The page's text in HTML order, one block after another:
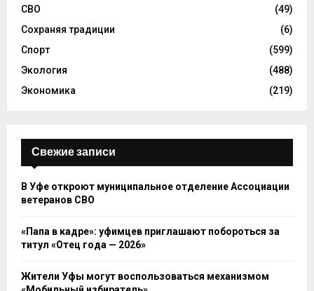
СВО
(49)
Сохраняя традиции
(6)
Спорт
(599)
Экология
(488)
Экономика
(219)
Свежие записи
В Уфе откроют муниципальное отделение Ассоциации
ветеранов СВО
«Папа в кадре»: уфимцев приглашают побороться за
титул «Отец года — 2026»
Жители Уфы могут воспользоваться механизмом